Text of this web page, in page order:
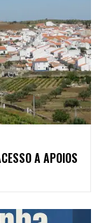
A APOIOS